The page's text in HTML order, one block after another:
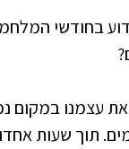
בחודשי
את עצמנו במקום
תוך שעות